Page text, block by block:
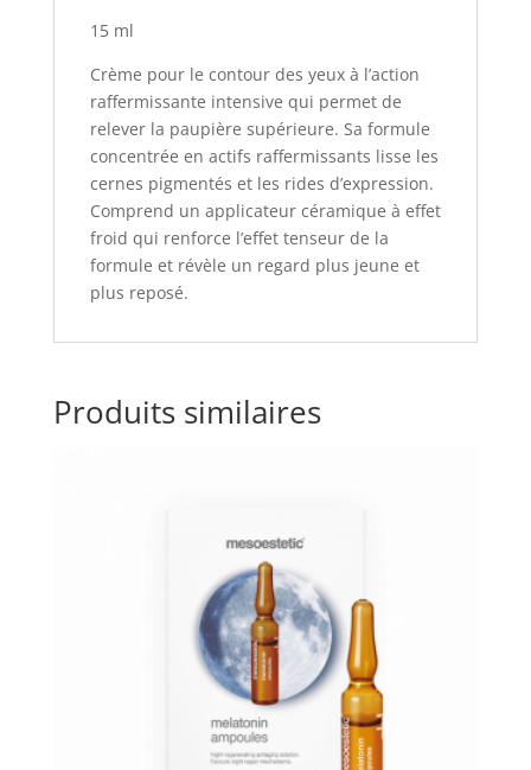
15 ml
Crème pour le contour des yeux à l’action
raffermissante intensive qui permet de
relever la paupière supérieure. Sa formule
concentrée en actifs raffermissants lisse les
cernes pigmentés et les rides d’expression.
Comprend un applicateur céramique à effet
froid qui renforce l’effet tenseur de la
formule et révèle un regard plus jeune et
plus reposé.
Produits similaires